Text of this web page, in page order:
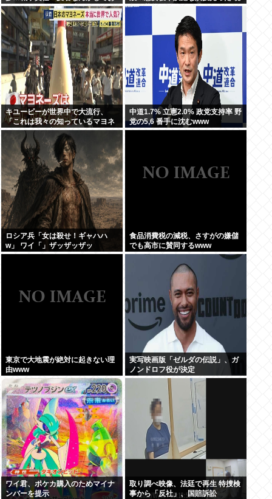
りません」95年の発言がSNSで猛
拡散
年は芸能活動控え尼僧に
キユーピーが世界中で大流行、
「これは我々の知っているマヨネ
ーズではない新しいソースだ」
中道1.7% 立憲2.0% 政党支持率 野
党の5,6 番手に沈むwww
ロシア兵「女は殺せ！ギャハハ
w」 ワイ「」ザッザッザッ
食品消費税の減税、さすがの嫌儲
でも高市に賛同するwww
東京で大地震が絶対に起きない理
由www
実写映画版「ゼルダの伝説」、ガ
ノンドロフ役が決定
ワイ君、ポケカ購入のためマイナ
ンバーを提示
取り調べ映像、法廷で再生 特捜検
事から「反社」、国賠訴訟